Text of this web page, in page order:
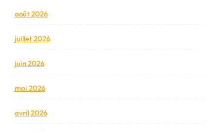
août 2026
juillet 2026
juin 2026
mai 2026
avril 2026